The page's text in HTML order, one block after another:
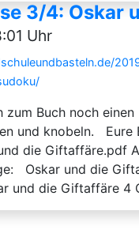
3/4: Oskar
Uhr
zum Buch noch
und knobeln.
die Giftaffäre.pdf
Oskar und die
und die Giftaffäre 4